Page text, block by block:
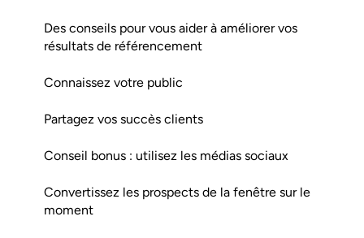
Des conseils pour vous aider à améliorer vos
résultats de référencement
Connaissez votre public
Partagez vos succès clients
Conseil bonus : utilisez les médias sociaux
Convertissez les prospects de la fenêtre sur le
moment